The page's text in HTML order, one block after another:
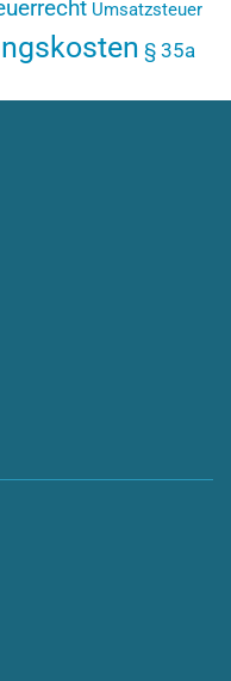
Umsatzsteuer
§ 35a